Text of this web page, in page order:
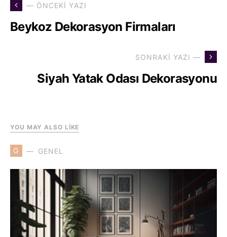
— ÖNCEKI YAZI
Beykoz Dekorasyon Firmaları
SONRAKI YAZI —
Siyah Yatak Odası Dekorasyonu
YOU MAY ALSO LIKE
G GENEL